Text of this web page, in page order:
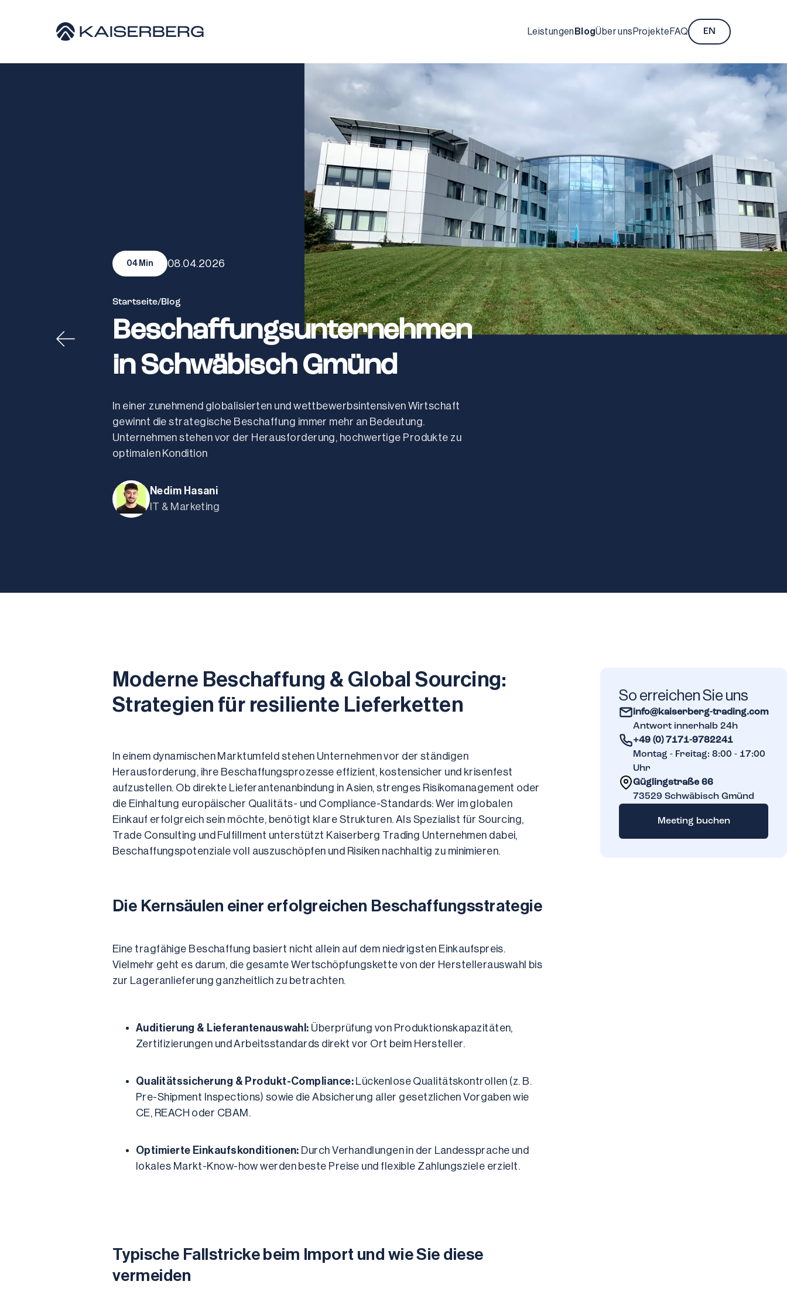
Leistungen BlogÜber uns Projekte FAQ EN
04 Min 08.04.2026
Startseite/Blog
Beschaffungsunternehmen
in Schwäbisch Gmünd
In einer zunehmend globalisierten und wettbewerbsintensiven Wirtschaft
gewinnt die strategische Beschaffung immer mehr an Bedeutung.
Unternehmen stehen vor der Herausforderung, hochwertige Produkte zu
optimalen Kondition
Nedim Hasani
IT & Marketing
Moderne Beschaffung & Global Sourcing:
Strategien für resiliente Lieferketten
In einem dynamischen Marktumfeld stehen Unternehmen vor der ständigen
Herausforderung, ihre Beschaffungsprozesse effizient, kostensicher und krisenfest
aufzustellen. Ob direkte Lieferantenanbindung in Asien, strenges Risikomanagement oder
die Einhaltung europäischer Qualitäts- und Compliance-Standards: Wer im globalen
Einkauf erfolgreich sein möchte, benötigt klare Strukturen. Als Spezialist für Sourcing,
Trade Consulting und Fulfillment unterstützt Kaiserberg Trading Unternehmen dabei,
Beschaffungspotenziale voll auszuschöpfen und Risiken nachhaltig zu minimieren.
Die Kernsäulen einer erfolgreichen Beschaffungsstrategie
Eine tragfähige Beschaffung basiert nicht allein auf dem niedrigsten Einkaufspreis.
Vielmehr geht es darum, die gesamte Wertschöpfungskette von der Herstellerauswahl bis
zur Lageranlieferung ganzheitlich zu betrachten.
Auditierung & Lieferantenauswahl: Überprüfung von Produktionskapazitäten,
Zertifizierungen und Arbeitsstandards direkt vor Ort beim Hersteller.
Qualitätssicherung & Produkt-Compliance: Lückenlose Qualitätskontrollen (z. B.
Pre-Shipment Inspections) sowie die Absicherung aller gesetzlichen Vorgaben wie
CE, REACH oder CBAM.
Optimierte Einkaufskonditionen: Durch Verhandlungen in der Landessprache und
lokales Markt-Know-how werden beste Preise und flexible Zahlungsziele erzielt.
Typische Fallstricke beim Import und wie Sie diese
vermeiden
So erreichen Sie uns
info@kaiserberg-trading.com
Antwort innerhalb 24h
+49 (0) 7171-9782241
Montag - Freitag: 8:00 - 17:00
Uhr
Güglingstraße 66
73529 Schwäbisch Gmünd
Meeting buchen